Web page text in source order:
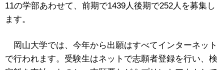
11の学部あわせて、前期で1439人後期で252人を募集し
ます。
岡山大学では、今年から出願はすべてインターネット
で行われます。受験生はネットで志願者登録を行い、検